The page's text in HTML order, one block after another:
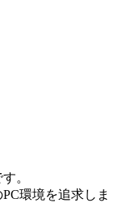
。
環境を追求しま